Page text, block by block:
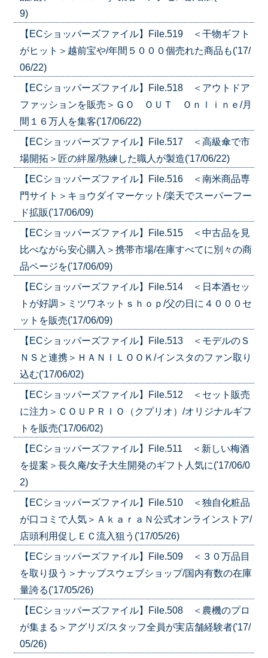
9)
【ECショッパーズファイル】File.519 ＜干物ギフト
がヒット＞越前宝や/年間５０００個売れた商品も('17/
06/22)
【ECショッパーズファイル】File.518 ＜アウトドア
ファッションを販売＞ＧＯ ＯＵＴ Ｏｎｌｉｎｅ/月
間１６万人を集客('17/06/22)
【ECショッパーズファイル】File.517 ＜高級傘で市
場開拓＞匠の絆屋/熟練した職人が製造('17/06/22)
【ECショッパーズファイル】File.516 ＜南米商品専
門サイト＞キョウダイマーケット/楽天でスーパーフー
ド拡販('17/06/09)
【ECショッパーズファイル】File.515 ＜中古品を見
比べながら安心購入＞携帯市場/在庫すべてに別々の商
品ページを('17/06/09)
【ECショッパーズファイル】File.514 ＜日本酒セッ
トが好調＞ミツワネットｓｈｏｐ/父の日に４０００セ
ットを販売('17/06/09)
【ECショッパーズファイル】File.513 ＜モデルのＳ
ＮＳと連携＞ＨＡＮＩＬＯＯＫ/インスタのファン取り
込む('17/06/02)
【ECショッパーズファイル】File.512 ＜セット販売
に注力＞ＣＯＵＰＲＩＯ（クプリオ）/オリジナルギフ
トを販売('17/06/02)
【ECショッパーズファイル】File.511 ＜新しい梅酒
を提案＞長久庵/女子大生開発のギフト人気に('17/06/0
2)
【ECショッパーズファイル】File.510 ＜独自化粧品
が口コミで人気＞ＡｋａｒａＮ公式オンラインストア/
店頭利用促しＥＣ流入狙う('17/05/26)
【ECショッパーズファイル】File.509 ＜３０万品目
を取り扱う＞ナップスウェブショップ/国内有数の在庫
量誇る('17/05/26)
【ECショッパーズファイル】File.508 ＜農機のプロ
が集まる＞アグリズ/スタッフ全員が実店舗経験者('17/
05/26)